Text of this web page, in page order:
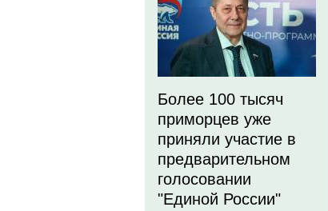
Более 100 тысяч
приморцев уже
приняли участие в
предварительном
голосовании
"Единой России"